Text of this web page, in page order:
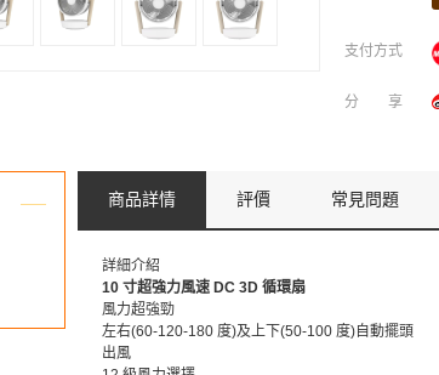
支付方式
分享
商品詳情 評價 常見問題
詳細介紹
10 寸超強力風速 DC 3D 循環扇
風力超強勁
左右(60-120-180 度)及上下(50-100 度)自動擺頭
出風